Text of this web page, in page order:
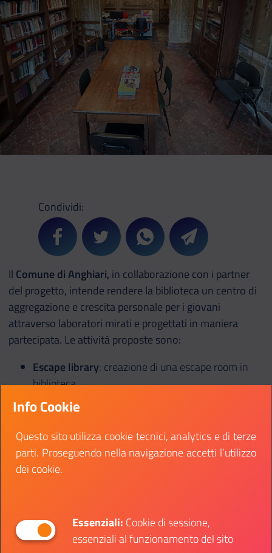
Condividi:
Condividi su Facebook
Condividi su TwitterCondividi su Whatsapp
Condividi su
Il Comune di Anghiari, in collaborazione con i partner
del progetto, intende rendere la biblioteca un centro di
aggregazione e crescita personale per i giovani
attraverso laboratori mirati e progettati in maniera
partecipata. Le attività proposte sono:
Escape library: creazione di una escape room in
biblioteca.
Games Masters
gioco live action, role play e giochi di ruolo dal vivo.
Ideare e sviluppare con i ragazzi un Manuale di
Gioco.
Videogames
tecniche del cortometraggio. I ragazzi sono
accompagnati da uno specialista nella
realizzazione di un cortometraggio.
Info Cookie
Questo sito utilizza cookie tecnici, analytics e di terze
parti. Proseguendo nella navigazione accetti l’utilizzo
dei cookie.
Essenziali: Cookie di sessione,
essenziali al funzionamento del sito